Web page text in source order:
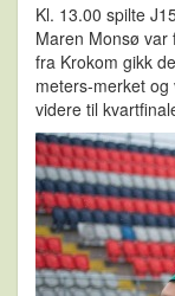
Kl. 13.00 spilte
Maren Monsø var
fra Krokom gikk
meters-merket
videre til